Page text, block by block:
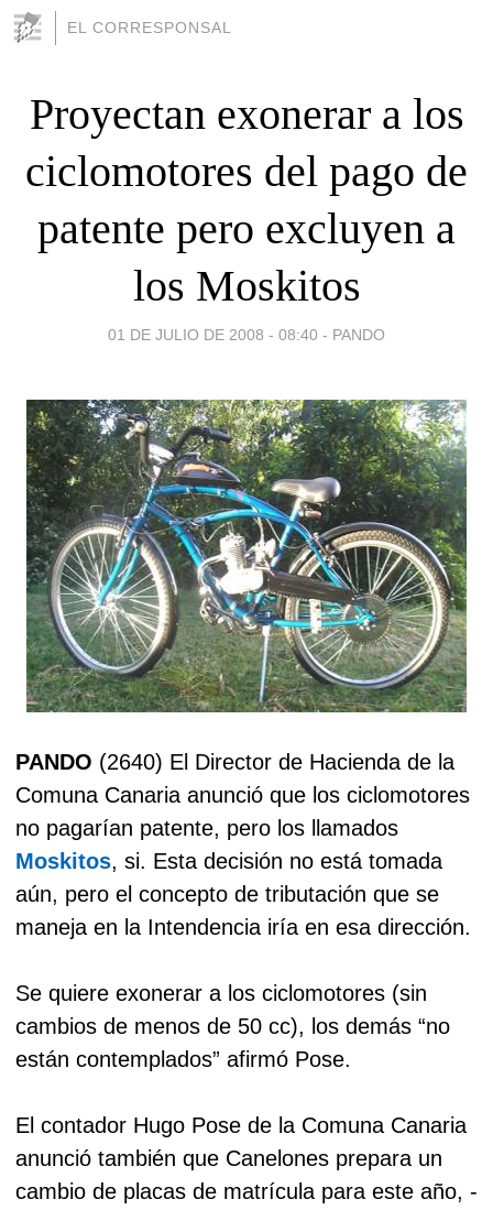
EL CORRESPONSAL
Proyectan exonerar a los
ciclomotores del pago de
patente pero excluyen a
los Moskitos
01 DE JULIO DE 2008 - 08:40 - PANDO
PANDO (2640) El Director de Hacienda de la
Comuna Canaria anunció que los ciclomotores
no pagarían patente, pero los llamados
Moskitos, si. Esta decisión no está tomada
aún, pero el concepto de tributación que se
maneja en la Intendencia iría en esa dirección.
Se quiere exonerar a los ciclomotores (sin
cambios de menos de 50 cc), los demás “no
están contemplados” afirmó Pose.
El contador Hugo Pose de la Comuna Canaria
anunció también que Canelones prepara un
cambio de placas de matrícula para este año, -